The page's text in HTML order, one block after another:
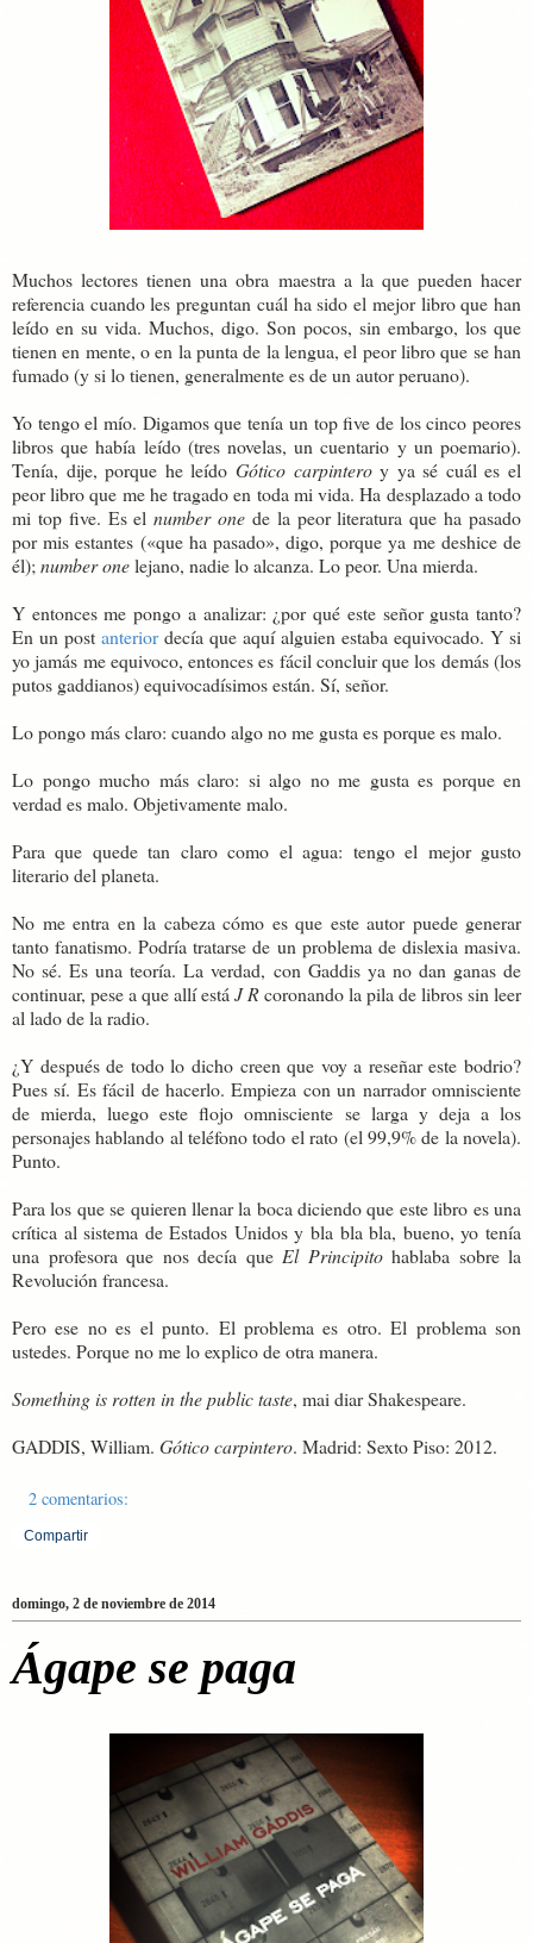
Muchos lectores tienen una obra maestra a la que pueden hacer
referencia cuando les preguntan cuál ha sido el mejor libro que han
leído en su vida. Muchos, digo. Son pocos, sin embargo, los que
tienen en mente, o en la punta de la lengua, el peor libro que se han
fumado (y si lo tienen, generalmente es de un autor peruano).
Yo tengo el mío. Digamos que tenía un top five de los cinco peores
libros que había leído (tres novelas, un cuentario y un poemario).
Tenía, dije, porque he leído Gótico carpinteroy ya sé cuál es el
peor libro que me he tragado en toda mi vida. Ha desplazado a todo
mi top five. Es elnumber one de la peor literatura que ha pasado
por mis estantes («que ha pasado», digo, porque ya me deshice de
él); number onelejano, nadie lo alcanza. Lo peor. Una mierda.
Y entonces me pongo a analizar: ¿por qué este señor gusta tanto?
En un post anteriordecía que aquí alguien estaba equivocado. Y si
yo jamás me equivoco, entonces es fácil concluir que los demás (los
putos gaddianos) equivocadísimos están. Sí, señor.
Lo pongo más claro: cuando algo no me gusta es porque es malo.
Lo pongo mucho más claro: si algo no me gusta es porque en
verdad es malo. Objetivamente malo.
Para que quede tan claro como el agua: tengo el mejor gusto
literario del planeta.
No me entra en la cabeza cómo es que este autor puede generar
tanto fanatismo. Podría tratarse de un problema de dislexia masiva.
No sé. Es una teoría. La verdad, con Gaddis ya no dan ganas de
continuar, pese a que allí está J Rcoronando la pila de libros sin leer
al lado de la radio.
¿Y después de todo lo dicho creen que voy a reseñar este bodrio?
Pues sí. Es fácil de hacerlo. Empieza con un narrador omnisciente
de mierda, luego este flojo omnisciente se larga y deja a los
personajes hablando al teléfono todo el rato (el 99,9% de la novela).
Punto.
Para los que se quieren llenar la boca diciendo que este libro es una
crítica al sistema de Estados Unidos y bla bla bla, bueno, yo tenía
una profesora que nos decía que El Principitohablaba sobre la
Revolución francesa.
Pero ese no es el punto. El problema es otro. El problema son
ustedes. Porque no me lo explico de otra manera.
Something is rotten in the public taste, mai diar Shakespeare.
GADDIS, William. Gótico carpintero. Madrid: Sexto Piso: 2012.
2 comentarios:
Compartir
domingo, 2 de noviembre de 2014
Ágape se paga